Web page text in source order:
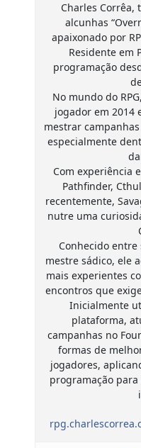
Charles Corrêa,
alcunhas
apaixonado por
Residente em
programação
No mundo do
jogador em 2014
mestrar
especialmente
Com experiência
Pathfinder,
recentemente,
nutre uma
Conhecido
mestre sádico, ele
mais experientes
encontros que
Inicialmente
plataforma,
campanhas no
formas de
jogadores,
programação